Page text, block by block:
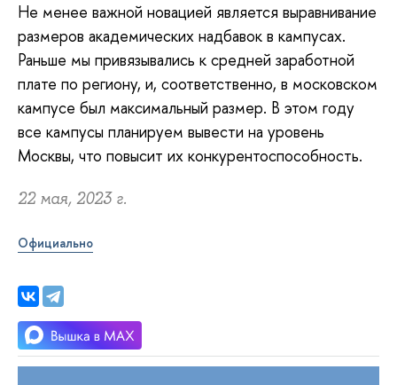
Не менее важной новацией является выравнивание
размеров академических надбавок в кампусах.
Раньше мы привязывались к средней заработной
плате по региону, и, соответственно, в московском
кампусе был максимальный размер. В этом году
все кампусы планируем вывести на уровень
Москвы, что повысит их конкурентоспособность.
22 мая, 2023 г.
Официально